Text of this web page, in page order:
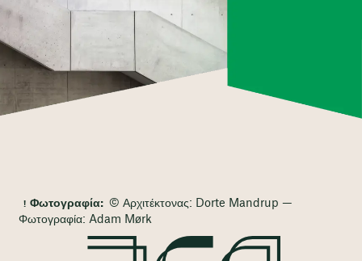
Φωτογραφία: © Αρχιτέκτονας: Dorte Mandrup —
Φωτογραφία: Adam Mørk